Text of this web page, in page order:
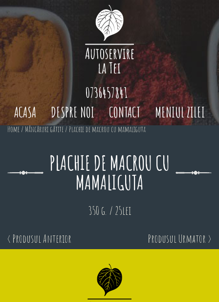
ACASA DESPRE NOI CONTACT MENIUL ZILEI
0736457841
Home / Mâncăruri gătite / Plachie de macrou cu mamaliguta
PLACHIE DE MACROU CU
MAMALIGUTA
350 g. / 25lei
< Produsul Anterior Produsul Urmator >